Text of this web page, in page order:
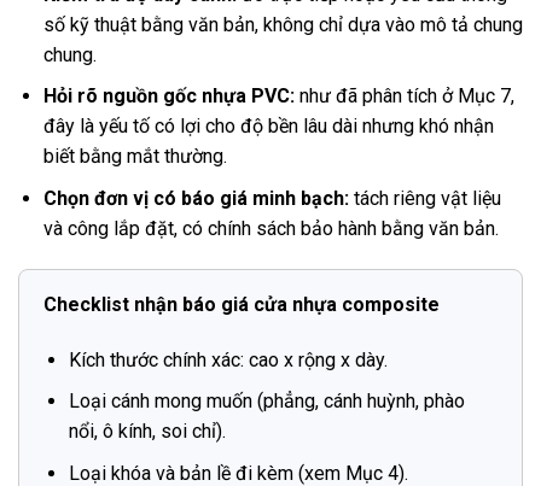
số kỹ thuật bằng văn bản, không chỉ dựa vào mô tả chung
chung.
Hỏi rõ nguồn gốc nhựa PVC:như đã phân tích ở Mục 7,
đây là yếu tố có lợi cho độ bền lâu dài nhưng khó nhận
biết bằng mắt thường.
Chọn đơn vị có báo giá minh bạch:tách riêng vật liệu
và công lắp đặt, có chính sách bảo hành bằng văn bản.
Checklist nhận báo giá cửa nhựa composite
Kích thước chính xác: cao x rộng x dày.
Loại cánh mong muốn (phẳng, cánh huỳnh, phào
nổi, ô kính, soi chỉ).
Loại khóa và bản lề đi kèm (xem Mục 4).